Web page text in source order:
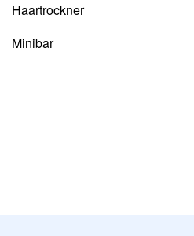
Haartrockner
Minibar